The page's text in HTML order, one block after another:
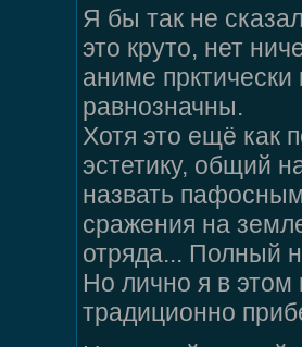
Я бы так не
это круто, нет
аниме
равнозначны.
Хотя это ещё как
эстетику, общий
назвать
сражения на
отряда... Полный
Но лично я в этом
традиционно